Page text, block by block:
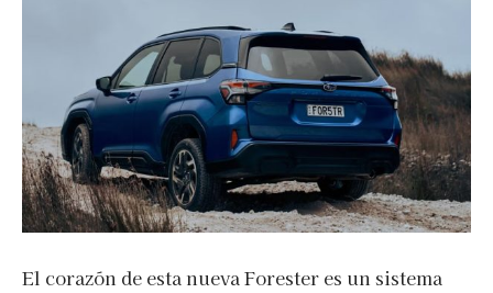
El corazón de esta nueva Forester es un sistema